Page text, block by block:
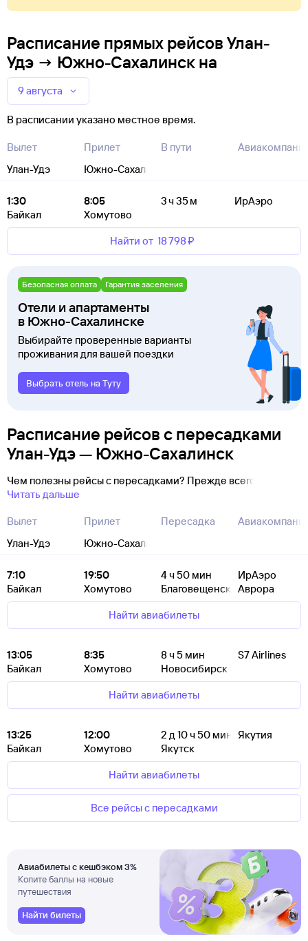
Расписание прямых рейсов Улан-
Удэ → Южно-Сахалинск на
9 августа
В расписании указано местное время.
Вылет
Улан-Удэ
Прилет
Южно-Сахалинск
В пути
1:30
Байкал
8:05
Хомутово
3 ч 35 м ИрАэро
Найти от 18 ⁠798 ⁠₽
Безопасная оплата Гарантия заселения
Отели и апартаменты
в Южно-Сахалинске
Выбирайте проверенные варианты
проживания для вашей поездки
Выбрать отель на Туту
Расписание рейсов с пересадками
Улан-Удэ — Южно-Сахалинск
Чем полезны рейсы с пересадками? Прежде всего
Читать дальше
Вылет
Улан-Удэ
Прилет
Южно-Сахалинск
Пересадка
7:10
Байкал
19:50
Хомутово
4ч 50 мин
Благовещенск
ИрАэро
Аврора
Найти авиабилеты
13:05
Байкал
8:35
Хомутово
8ч 5 мин
Новосибирск
S7 Airlines
Найти авиабилеты
13:25
Байкал
12:00
Хомутово
2 д 10ч 50 мин
Якутск
Якутия
Найти авиабилеты
Все рейсы с пересадками
Авиабилеты с кешбэком 3%
Копите баллы на новые
путешествия
Найти билеты